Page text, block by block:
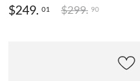
$249. 01 $299. 90